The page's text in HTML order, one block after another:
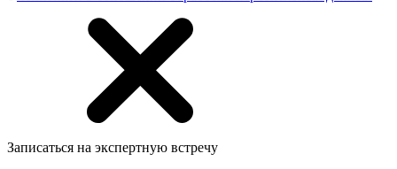
Записаться на экспертную встречу